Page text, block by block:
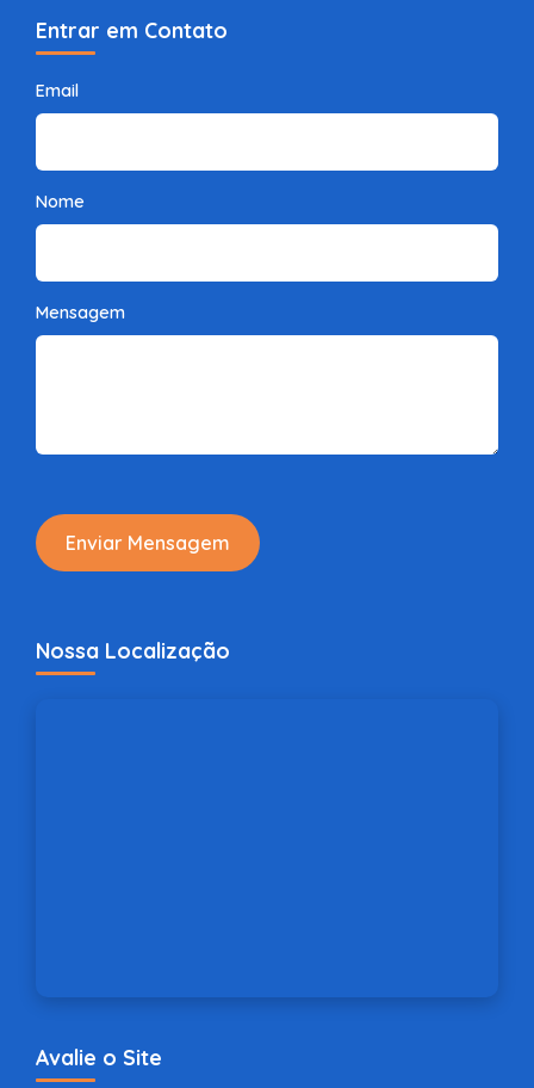
Entrar em Contato
Email
Nome
Mensagem
Enviar Mensagem
Nossa Localização
Avalie o Site